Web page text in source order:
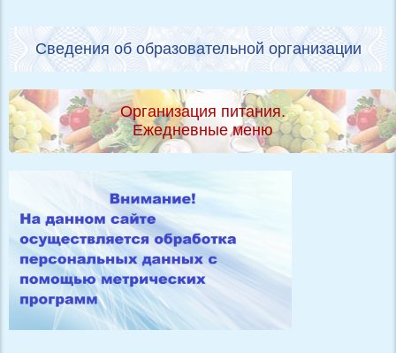
Сведения об образовательной организации
Организация питания.
Ежедневные меню